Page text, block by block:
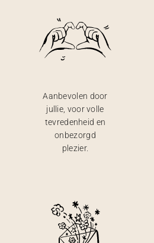
Aanbevolen door
jullie, voor volle
tevredenheid en
onbezorgd
plezier.